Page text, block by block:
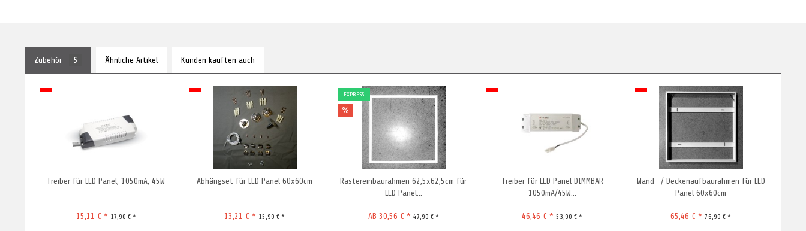
Zubehör 5 Ähnliche Artikel Kunden kauften auch
Treiber für LED Panel, 1050mA, 45W
15,11 € * 17,90 € *
Abhängset für LED Panel 60x60cm
13,21 € * 15,90 € *
EXPRESS
Rastereinbaurahmen 62,5x62,5cm für
LED Panel...
AB 30,56 € * 47,90 € *
Treiber für LED Panel DIMMBAR
1050mA/45W...
46,46 € * 53,90 € *
Wand- / Deckenaufbaurahmen für LED
Panel 60x60cm
65,46 € * 76,90 € *